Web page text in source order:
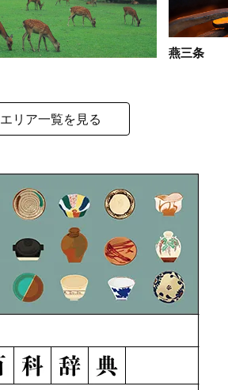
燕三条
エリア一覧を見る